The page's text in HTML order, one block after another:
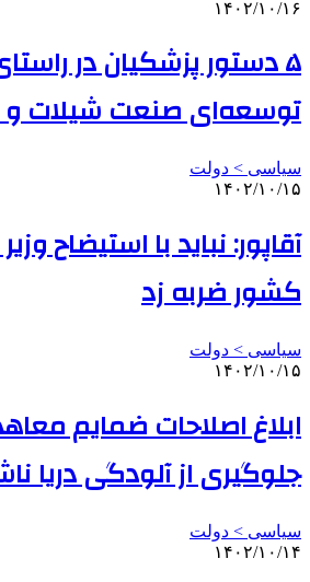
۱۴۰۲/۱۰/۱۶
۵ دستور پزشکیان در
توسعه‌ای صنعت شیلات و
سیاسی > دولت
۱۴۰۲/۱۰/۱۵
آقاپور: نباید با استیضاح
کشور ضربه زد
سیاسی > دولت
۱۴۰۲/۱۰/۱۵
ابلاغ اصلاحات ضمایم
جلوگیری از آلودگی دریا
سیاسی > دولت
۱۴۰۲/۱۰/۱۴